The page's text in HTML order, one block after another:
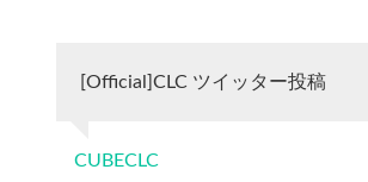
[Official]CLC ツイッター投稿
CUBECLC